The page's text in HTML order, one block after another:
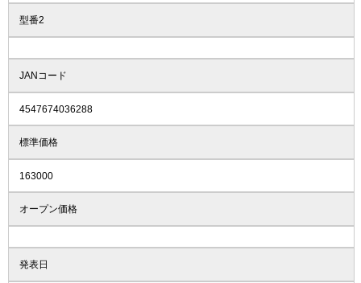
型番2
JANコード
4547674036288
標準価格
163000
オープン価格
発表日